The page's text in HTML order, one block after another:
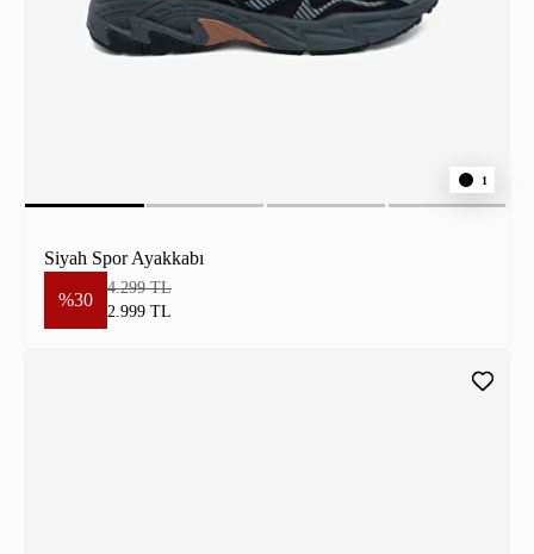
1
Siyah Spor Ayakkabı
%30
4.299 TL
2.999 TL